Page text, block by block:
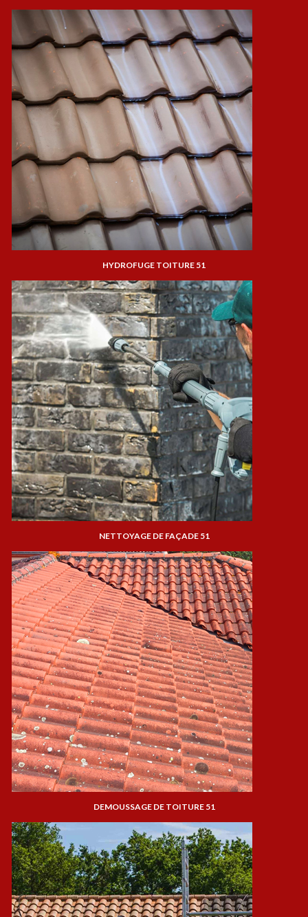
HYDROFUGE TOITURE 51
NETTOYAGE DE FAÇADE 51
DEMOUSSAGE DE TOITURE 51